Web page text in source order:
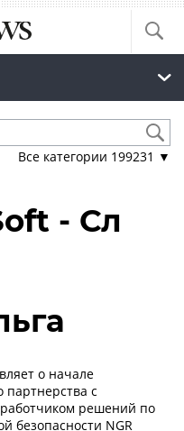
Все категории 199231 ▼
- Сл
о начале
партнерства с
решений по
безопасности NGR